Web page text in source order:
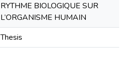
RYTHME BIOLOGIQUE SUR
L’ORGANISME HUMAIN
Thesis